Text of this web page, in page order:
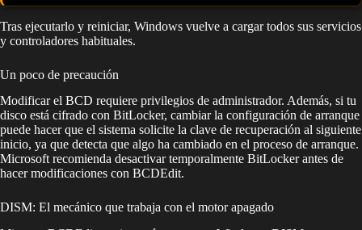
Tras ejecutarlo y reiniciar, Windows vuelve a cargar todos sus servicios
y controladores habituales.
Un poco de precaución
Modificar el BCD requiere privilegios de administrador. Además, si tu
disco está cifrado con BitLocker, cambiar la configuración de arranque
puede hacer que el sistema solicite la clave de recuperación al siguiente
inicio, ya que detecta que algo ha cambiado en el proceso de arranque.
Microsoft recomienda desactivar temporalmente BitLocker antes de
hacer modificaciones con BCDEdit.
DISM: El mecánico que trabaja con el motor apagado